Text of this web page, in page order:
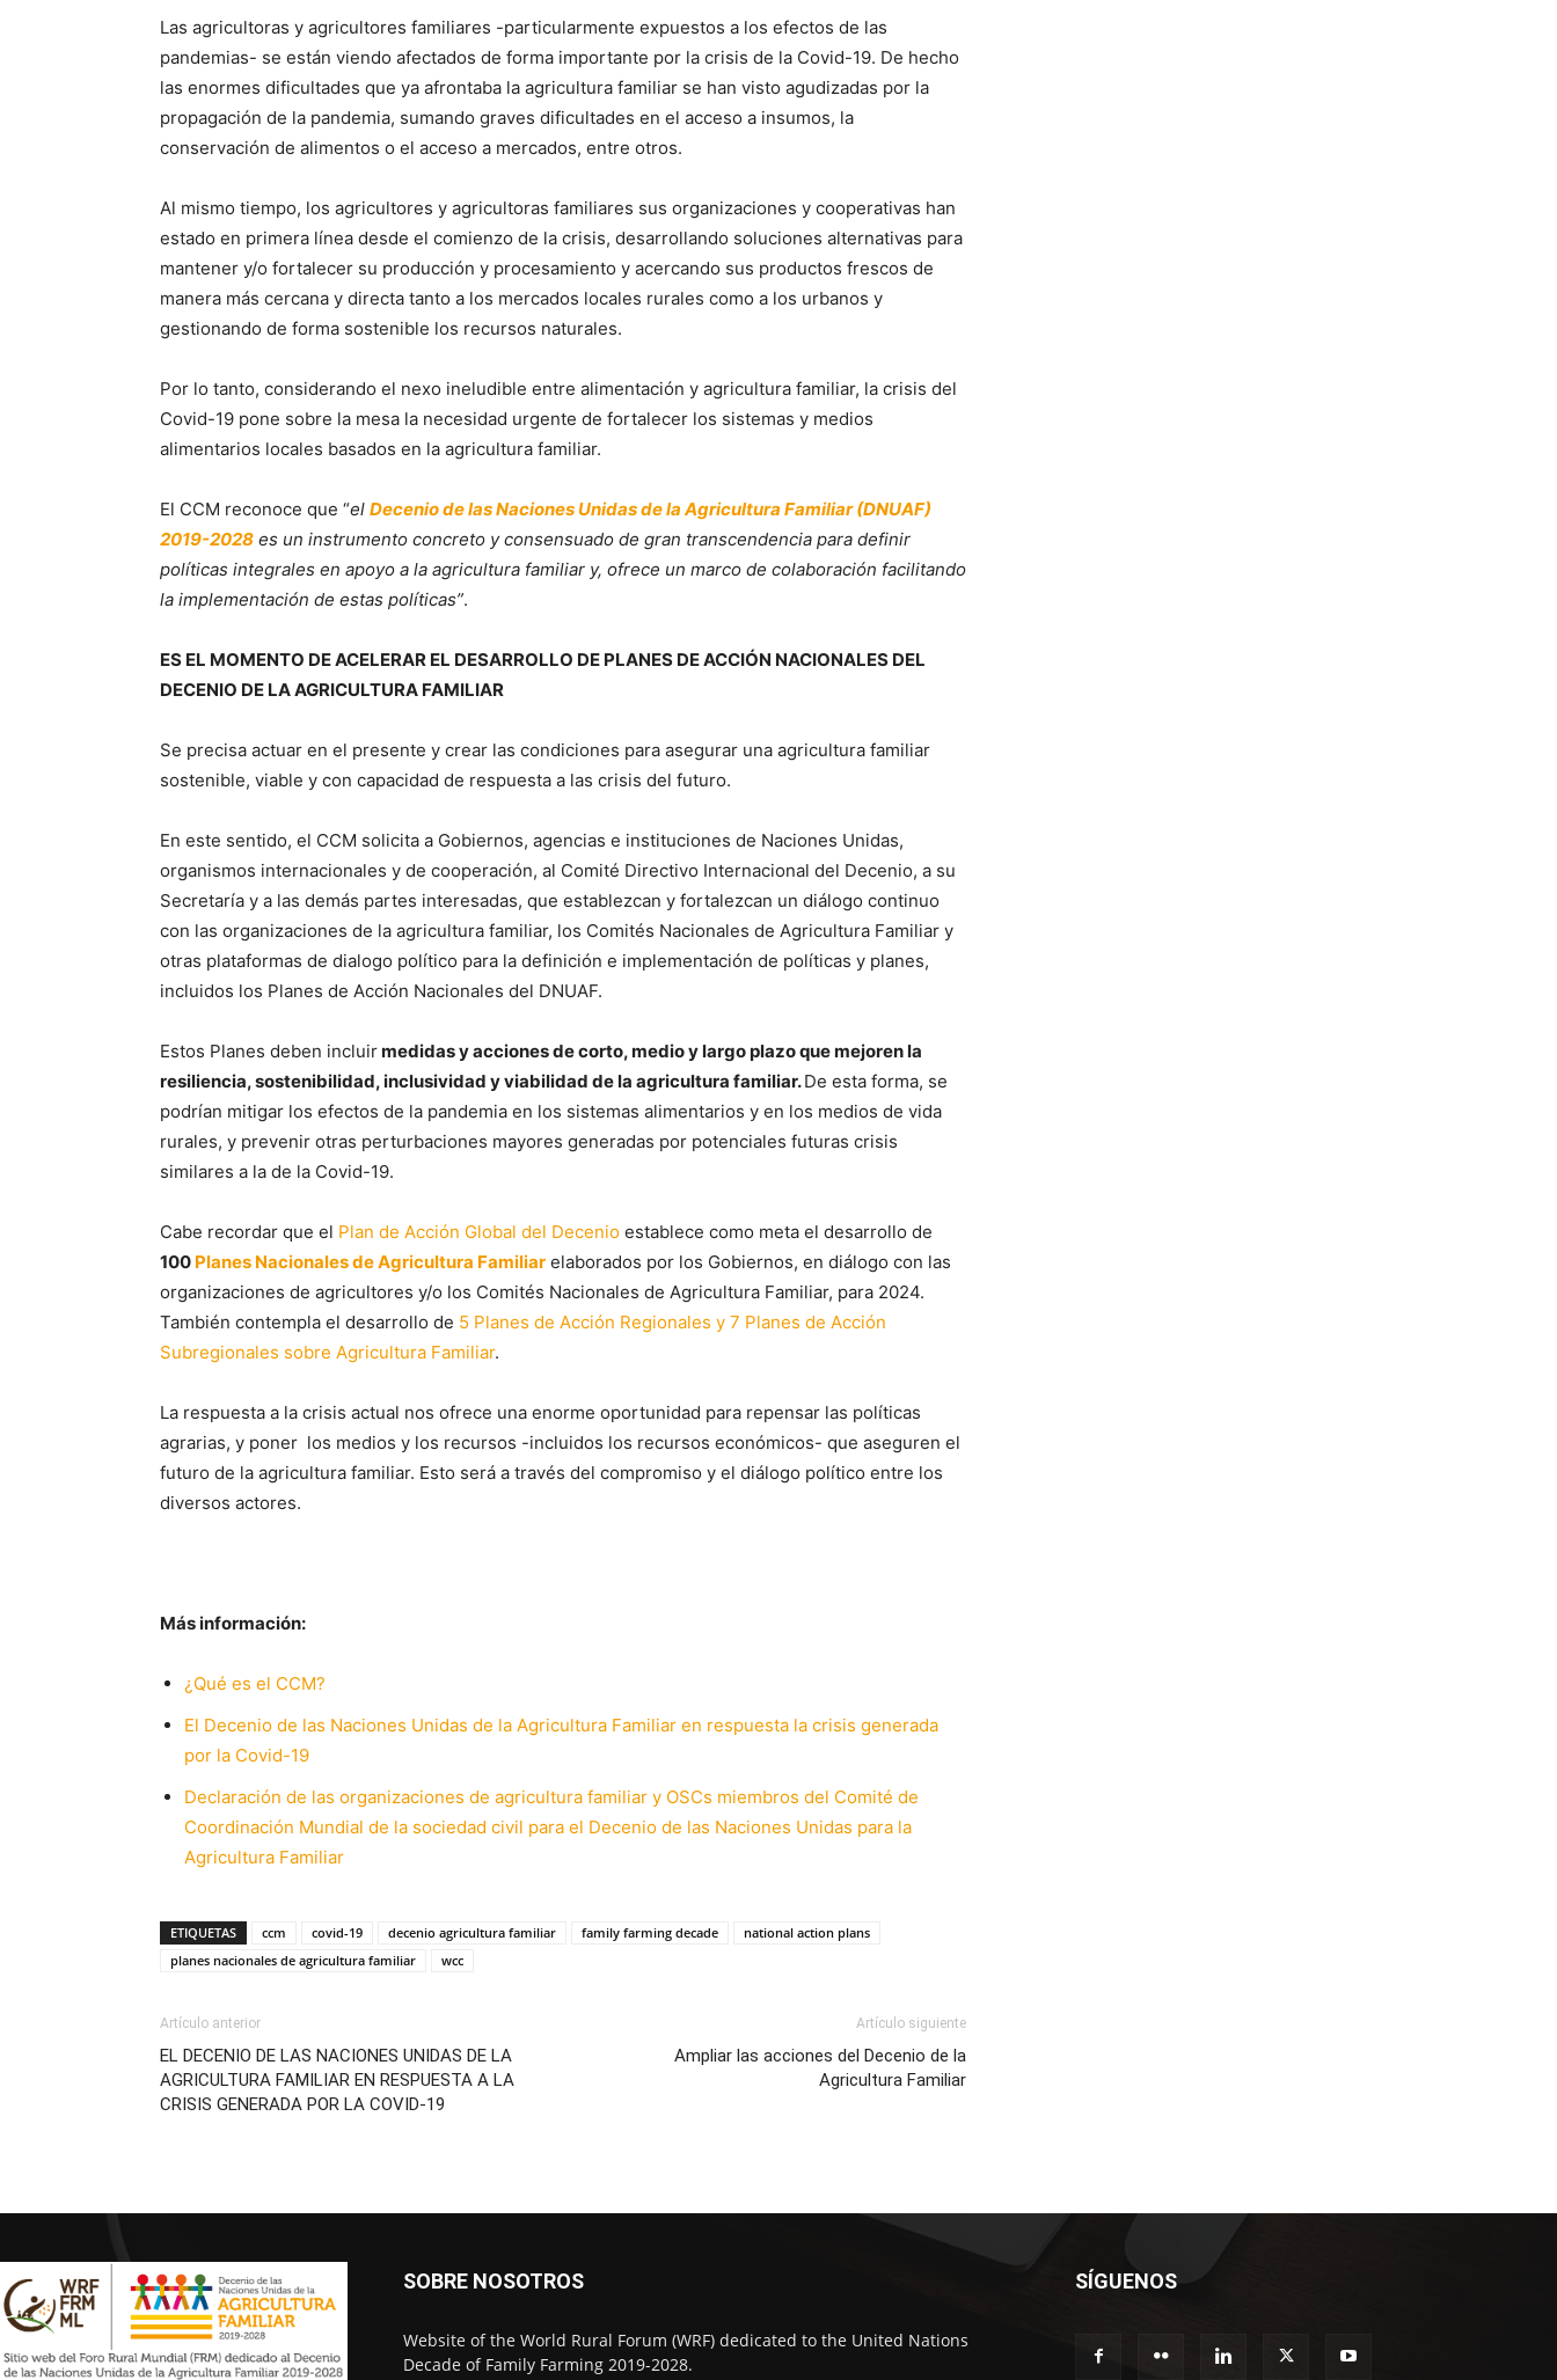
Las agricultoras y agricultores familiares -particularmente expuestos a los efectos de las
pandemias- se están viendo afectados de forma importante por la crisis de la Covid-19. De hecho
las enormes dificultades que ya afrontaba la agricultura familiar se han visto agudizadas por la
propagación de la pandemia, sumando graves dificultades en el acceso a insumos, la
conservación de alimentos o el acceso a mercados, entre otros.
Al mismo tiempo, los agricultores y agricultoras familiares sus organizaciones y cooperativas han
estado en primera línea desde el comienzo de la crisis, desarrollando soluciones alternativas para
mantener y/o fortalecer su producción y procesamiento y acercando sus productos frescos de
manera más cercana y directa tanto a los mercados locales rurales como a los urbanos y
gestionando de forma sostenible los recursos naturales.
Por lo tanto, considerando el nexo ineludible entre alimentación y agricultura familiar, la crisis del
Covid-19 pone sobre la mesa la necesidad urgente de fortalecer los sistemas y medios
alimentarios locales basados ​​en la agricultura familiar.
El CCM reconoce que “el Decenio de las Naciones Unidas de la Agricultura Familiar (DNUAF)
2019-2028 es un instrumento concreto y consensuado de gran transcendencia para definir
políticas integrales en apoyo a la agricultura familiar y, ofrece un marco de colaboración facilitando
la implementación de estas políticas”.
ES EL MOMENTO DE ACELERAR EL DESARROLLO DE PLANES DE ACCIÓN NACIONALES DEL
DECENIO DE LA AGRICULTURA FAMILIAR
Se precisa actuar en el presente y crear las condiciones para asegurar una agricultura familiar
sostenible, viable y con capacidad de respuesta a las crisis del futuro.
En este sentido, el CCM solicita a Gobiernos, agencias e instituciones de Naciones Unidas,
organismos internacionales y de cooperación, al Comité Directivo Internacional del Decenio, a su
Secretaría y a las demás partes interesadas, que establezcan y fortalezcan un diálogo continuo
con las organizaciones de la agricultura familiar, los Comités Nacionales de Agricultura Familiar y
otras plataformas de dialogo político para la definición e implementación de políticas y planes,
incluidos los Planes de Acción Nacionales del DNUAF.
Estos Planes deben incluirmedidas y acciones de corto, medio y largo plazo que mejoren la
resiliencia, sostenibilidad, inclusividad y viabilidad de la agricultura familiar.De esta forma, se
podrían mitigar los efectos de la pandemia en los sistemas alimentarios y en los medios de vida
rurales, y prevenir otras perturbaciones mayores generadas por potenciales futuras crisis
similares a la de la Covid-19.
Cabe recordar que el Plan de Acción Global del Decenio establece como meta el desarrollo de
100 Planes Nacionales de Agricultura Familiar elaborados por los Gobiernos, en diálogo con las
organizaciones de agricultores y/o los Comités Nacionales de Agricultura Familiar, para 2024.
También contempla el desarrollo de 5 Planes de Acción Regionales y 7 Planes de Acción
Subregionales sobre Agricultura Familiar.
La respuesta a la crisis actual nos ofrece una enorme oportunidad para repensar las políticas
agrarias, y poner los medios y los recursos -incluidos los recursos económicos- que aseguren el
futuro de la agricultura familiar. Esto será a través del compromiso y el diálogo político entre los
diversos actores.
Más información:
¿Qué es el CCM?
El Decenio de las Naciones Unidas de la Agricultura Familiar en respuesta la crisis generada
por la Covid-19
Declaración de las organizaciones de agricultura familiar y OSCs miembros del Comité de
Coordinación Mundial de la sociedad civil para el Decenio de las Naciones Unidas para la
Agricultura Familiar
ETIQUETAS ccm covid-19 decenio agricultura familiar family farming decade
national action plans
planes nacionales de agricultura familiar
wcc
Artículo anterior
EL DECENIO DE LAS NACIONES UNIDAS DE LA
AGRICULTURA FAMILIAR EN RESPUESTA A LA
CRISIS GENERADA POR LA COVID-19
Artículo siguiente
Ampliar las acciones del Decenio de la
Agricultura Familiar
SOBRE NOSOTROS
Website of the World Rural Forum (WRF) dedicated to the United Nations
Decade of Family Farming 2019-2028.
SÍGUENOS